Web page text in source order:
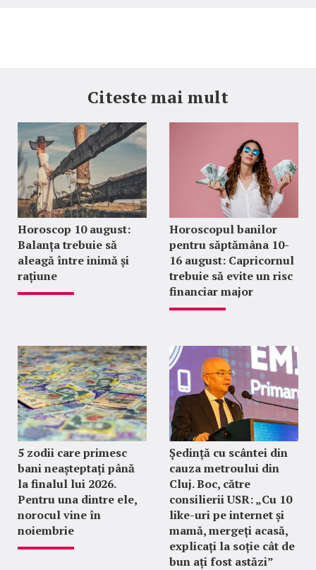
Citeste mai mult
Horoscop 10 august:
Balanța trebuie să
aleagă între inimă și
rațiune
Horoscopul banilor
pentru săptămâna 10-
16 august: Capricornul
trebuie să evite un risc
financiar major
5 zodii care primesc
bani neașteptați până
la finalul lui 2026.
Pentru una dintre ele,
norocul vine în
noiembrie
Ședință cu scântei din
cauza metroului din
Cluj. Boc, către
consilierii USR: „Cu 10
like-uri pe internet și
mamă, mergeți acasă,
explicați la soție cât de
bun ați fost astăzi”